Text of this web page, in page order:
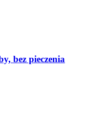
bez pieczenia